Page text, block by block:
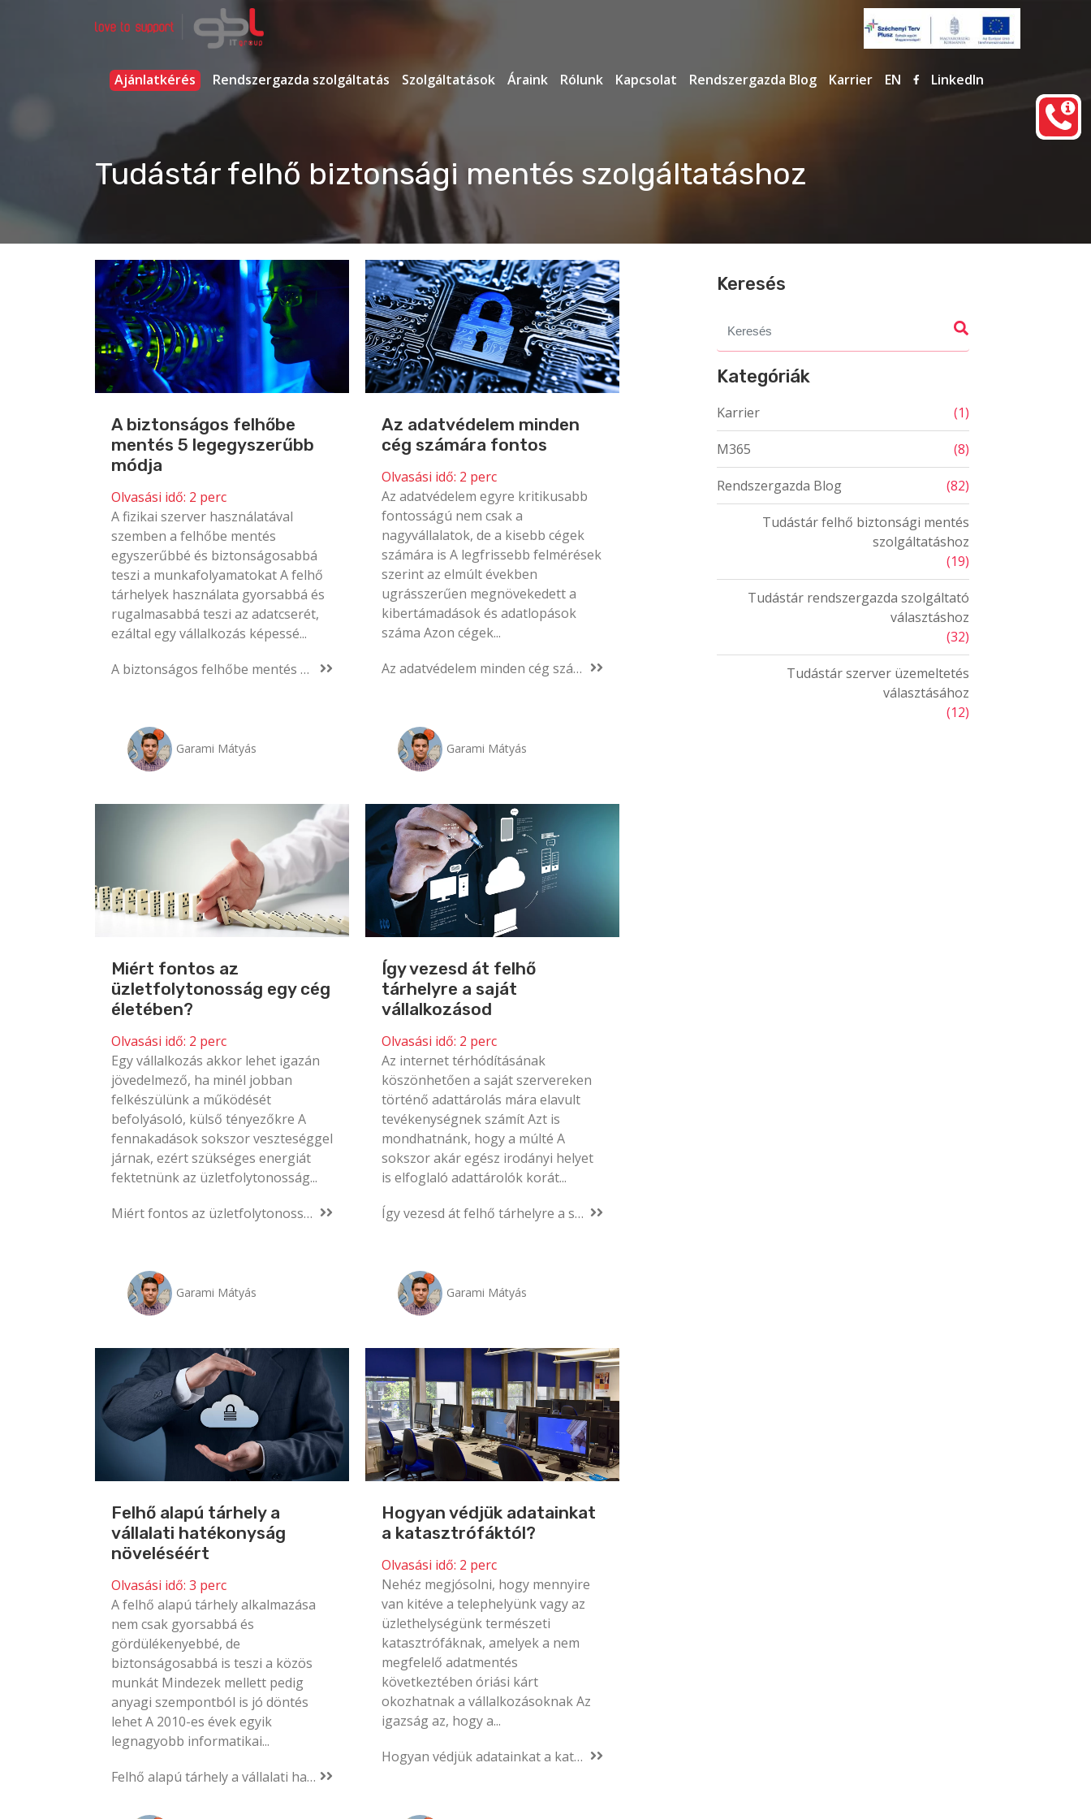
Rendszergazda Szolgáltatás Budapest
Ajánlatkérés
Rendszergazda szolgáltatás Szolgáltatások Áraink Rólunk Kapcsolat Rendszergazda Blog Karrier EN LinkedIn
Tudástár felhő biztonsági mentés szolgáltatáshoz
A biztonságos felhőbe
mentés 5 legegyszerűbb
módja
Olvasási idő: 2 perc
A fizikai szerver használatával
szemben a felhőbe mentés
egyszerűbbé és biztonságosabbá
teszi a munkafolyamatokat A felhő
tárhelyek használata gyorsabbá és
rugalmasabbá teszi az adatcserét,
ezáltal egy vállalkozás képessé...
A biztonságos felhőbe mentés 5 legegyszerűbb módja
Garami Mátyás
Az adatvédelem minden
cég számára fontos
Olvasási idő: 2 perc
Az adatvédelem egyre kritikusabb
fontosságú nem csak a
nagyvállalatok, de a kisebb cégek
számára is A legfrissebb felmérések
szerint az elmúlt években
ugrásszerűen megnövekedett a
kibertámadások és adatlopások
száma Azon cégek...
Az adatvédelem minden cég számára fontos
Garami Mátyás
Miért fontos az
üzletfolytonosság egy cég
életében?
Olvasási idő: 2 perc
Egy vállalkozás akkor lehet igazán
jövedelmező, ha minél jobban
felkészülünk a működését
befolyásoló, külső tényezőkre A
fennakadások sokszor veszteséggel
járnak, ezért szükséges energiát
fektetnünk az üzletfolytonosság...
Miért fontos az üzletfolytonosság egy cég életében?
Garami Mátyás
Így vezesd át felhő
tárhelyre a saját
vállalkozásod
Olvasási idő: 2 perc
Az internet térhódításának
köszönhetően a saját szervereken
történő adattárolás mára elavult
tevékenységnek számít Azt is
mondhatnánk, hogy a múlté A
sokszor akár egész irodányi helyet
is elfoglaló adattárolók korát...
Így vezesd át felhő tárhelyre a saját vállalkozásod
Garami Mátyás
Felhő alapú tárhely a
vállalati hatékonyság
növeléséért
Olvasási idő: 3 perc
A felhő alapú tárhely alkalmazása
nem csak gyorsabbá és
gördülékenyebbé, de
biztonságosabbá is teszi a közös
munkát Mindezek mellett pedig
anyagi szempontból is jó döntés
lehet A 2010-es évek egyik
legnagyobb informatikai...
Felhő alapú tárhely a vállalati hatékonyság növeléséért
Hogyan védjük adatainkat
a katasztrófáktól?
Olvasási idő: 2 perc
Nehéz megjósolni, hogy mennyire
van kitéve a telephelyünk vagy az
üzlethelységünk természeti
katasztrófáknak, amelyek a nem
megfelelő adatmentés
következtében óriási kárt
okozhatnak a vállalkozásoknak Az
igazság az, hogy a...
Hogyan védjük adatainkat a katasztrófáktól?
Keresés
for:
Kategóriák
Karrier (1)
M365 (8)
Rendszergazda Blog (82)
Tudástár felhő biztonsági mentés
szolgáltatáshoz
(19)
Tudástár rendszergazda szolgáltató
választáshoz
(32)
Tudástár szerver üzemeltetés
választásához
(12)